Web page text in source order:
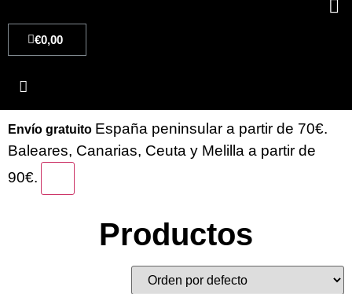
€0,00
Envío gratuito España peninsular a partir de 70€.
Baleares, Canarias, Ceuta y Melilla a partir de
90€.
Productos